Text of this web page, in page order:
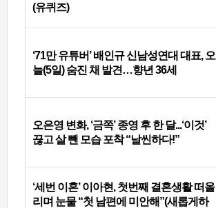
(유퀴즈)
‘71만 유튜버’ 배인규 신남성연대 대표, 오
늘(5일) 숨진 채 발견…향년 36세
오은영 변화, ‘금쪽’ 종영 후 한 달...‘이것’
끊고 살 뺀 모습 포착 “날씬하다!”
‘세번 이혼’ 이아현, 첫번째 결혼생활 떠올
리며 눈물 “첫 남편에 미안해”(새롭게하